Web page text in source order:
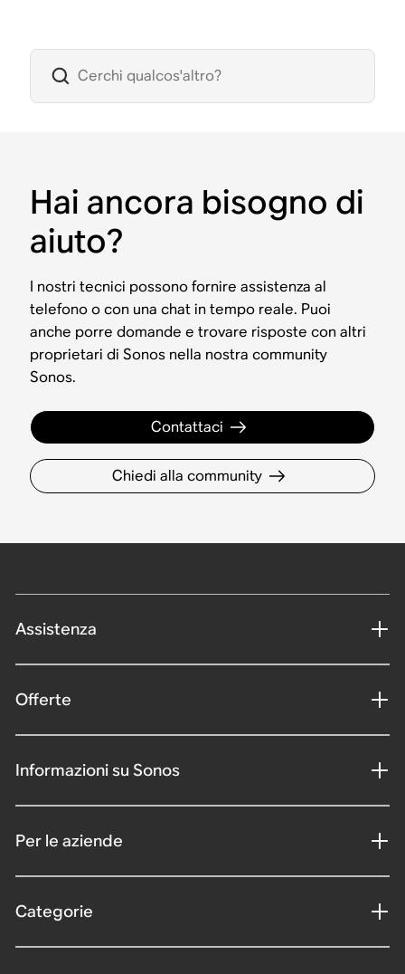
Hai ancora bisogno di
aiuto?
I nostri tecnici possono fornire assistenza al
telefono o con una chat in tempo reale. Puoi
anche porre domande e trovare risposte con altri
proprietari di Sonos nella nostra community
Sonos.
Contattaci
Chiedi alla community
Assistenza
Offerte
Informazioni su Sonos
Per le aziende
Categorie